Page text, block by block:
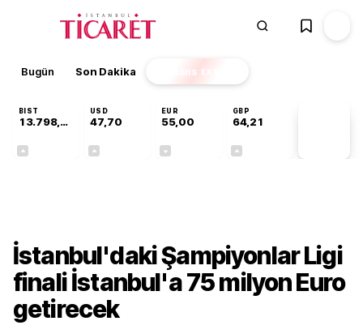
Bugün Son Dakika Finans EKSTRA
BIST
13.798,82
USD
47,70
EUR
55,00
GBP
64,21
İstanbul'daki Şampiyonlar Ligi
finali İstanbul'a 75 milyon Euro
getirecek